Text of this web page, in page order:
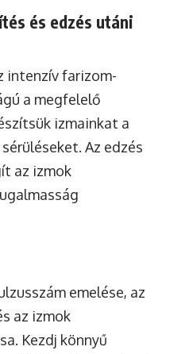
és edzés utáni
intenzív farizom-
a megfelelő
izmainkat a
Az edzés
az izmok
emelése, az
az izmok
Kezdj könnyű